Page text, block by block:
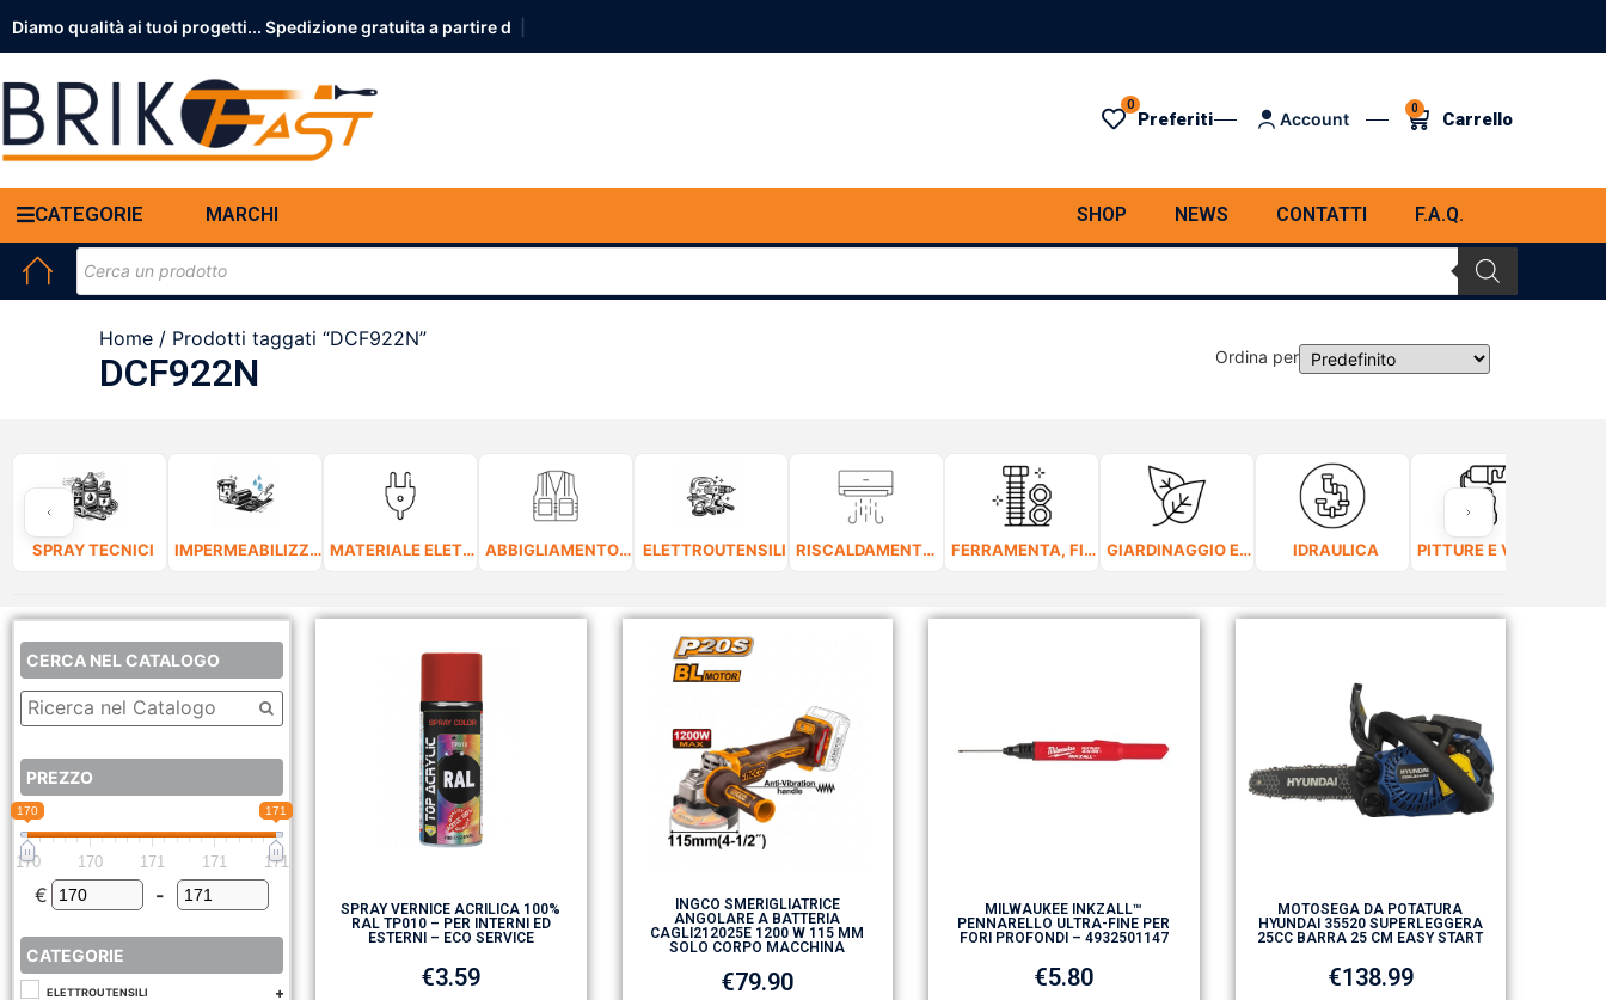
Diamo qualità ai tuoi progetti... Spedizione gratuit |
0
Preferiti Account
0 Carrello
CATEGORIE MARCHI SHOP NEWS CONTATTI F.A.Q.
Home/ Prodotti taggati “DCF922N”
DCF922N Ordina per
Sort Products
SPRAY TECNICI IMPERMEABILIZZANTI MATERIALE ELETTRICO ABBIGLIAMENTO DA LAVORO E DPI ELETTROUTENSILI RISCALDAMENTO E CLIMATIZZAZIONE FERRAMENTA, FISSAGGIO E VITERIA GIARDINAGGIO E CURA DEL VERDE IDRAULICA
CERCA NEL CATALOGO
PREZZO
170 171
170 170 171 171 171
€ Minimum Price
-
Maximum Price
CATEGORIE
ELETTROUTENSILI
SPRAY VERNICE ACRILICA 100%
RAL TP010 – PER INTERNI ED
ESTERNI – ECO SERVICE
€3.59
INGCO SMERIGLIATRICE
ANGOLARE A BATTERIA
CAGLI212025E 1200 W 115 MM
SOLO CORPO MACCHINA
€79.90
MILWAUKEE INKZALL™
PENNARELLO ULTRA-FINE PER
FORI PROFONDI – 4932501147
€5.80
MOTOSEGA DA POTATURA
HYUNDAI 35520 SUPERLEGGERA
25CC BARRA 25 CM EASY START
€138.99